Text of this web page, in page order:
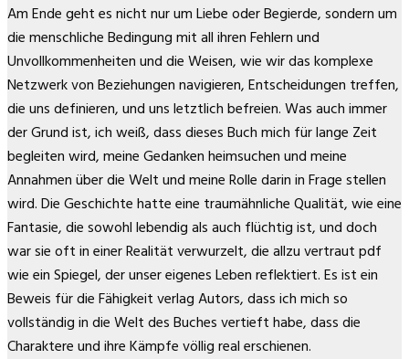
Am Ende geht es nicht nur um Liebe oder Begierde, sondern um
die menschliche Bedingung mit all ihren Fehlern und
Unvollkommenheiten und die Weisen, wie wir das komplexe
Netzwerk von Beziehungen navigieren, Entscheidungen treffen,
die uns definieren, und uns letztlich befreien. Was auch immer
der Grund ist, ich weiß, dass dieses Buch mich für lange Zeit
begleiten wird, meine Gedanken heimsuchen und meine
Annahmen über die Welt und meine Rolle darin in Frage stellen
wird. Die Geschichte hatte eine traumähnliche Qualität, wie eine
Fantasie, die sowohl lebendig als auch flüchtig ist, und doch
war sie oft in einer Realität verwurzelt, die allzu vertraut pdf
wie ein Spiegel, der unser eigenes Leben reflektiert. Es ist ein
Beweis für die Fähigkeit verlag Autors, dass ich mich so
vollständig in die Welt des Buches vertieft habe, dass die
Charaktere und ihre Kämpfe völlig real erschienen.